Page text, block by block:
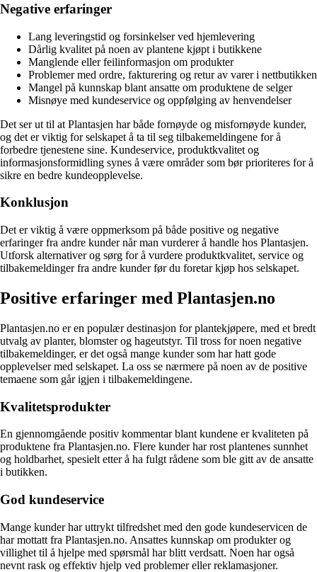
Negative erfaringer
Lang leveringstid og forsinkelser ved hjemlevering
Dårlig kvalitet på noen av plantene kjøpt i butikkene
Manglende eller feilinformasjon om produkter
Problemer med ordre, fakturering og retur av varer i nettbutikken
Mangel på kunnskap blant ansatte om produktene de selger
Misnøye med kundeservice og oppfølging av henvendelser
Det ser ut til at Plantasjen har både fornøyde og misfornøyde kunder,
og det er viktig for selskapet å ta til seg tilbakemeldingene for å
forbedre tjenestene sine. Kundeservice, produktkvalitet og
informasjonsformidling synes å være områder som bør prioriteres for å
sikre en bedre kundeopplevelse.
Konklusjon
Det er viktig å være oppmerksom på både positive og negative
erfaringer fra andre kunder når man vurderer å handle hos Plantasjen.
Utforsk alternativer og sørg for å vurdere produktkvalitet, service og
tilbakemeldinger fra andre kunder før du foretar kjøp hos selskapet.
Positive erfaringer med Plantasjen.no
Plantasjen.no er en populær destinasjon for plantekjøpere, med et bredt
utvalg av planter, blomster og hageutstyr. Til tross for noen negative
tilbakemeldinger, er det også mange kunder som har hatt gode
opplevelser med selskapet. La oss se nærmere på noen av de positive
temaene som går igjen i tilbakemeldingene.
Kvalitetsprodukter
En gjennomgående positiv kommentar blant kundene er kvaliteten på
produktene fra Plantasjen.no. Flere kunder har rost plantenes sunnhet
og holdbarhet, spesielt etter å ha fulgt rådene som ble gitt av de ansatte
i butikken.
God kundeservice
Mange kunder har uttrykt tilfredshet med den gode kundeservicen de
har mottatt fra Plantasjen.no. Ansattes kunnskap om produkter og
villighet til å hjelpe med spørsmål har blitt verdsatt. Noen har også
nevnt rask og effektiv hjelp ved problemer eller reklamasjoner.